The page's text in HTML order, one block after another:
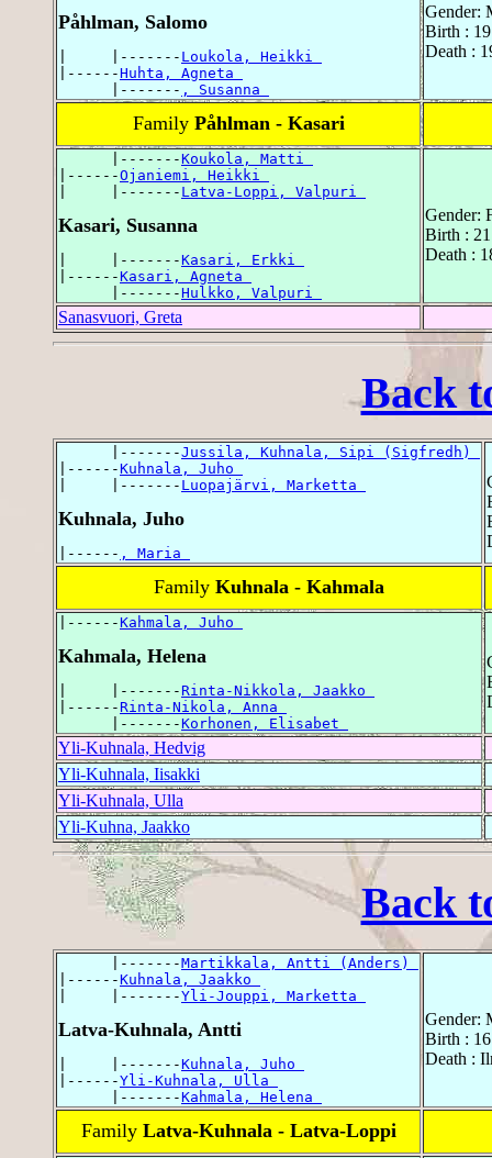
Påhlman, Salomo
|     |------- Loukola, Heikki
|------Huhta, Agneta
      |-------
, Susanna
Gender:
Birth : 19
Death :
Family Påhlman - Kasari
      |-------
Koukola, Matti
|------Ojaniemi, Heikki
|     |------- Latva-Loppi, Valpuri
Kasari, Susanna
|     |-------Kasari, Erkki
|------Kasari, Agneta
      |-------
Hulkko, Valpuri
Gender:
Birth :
Death :
Sanasvuori, Greta
Back
      |-------
Jussila, Kuhnala, Sipi (Sigfredh)
|------Kuhnala, Juho
|     |------- Luopajärvi, Marketta
Kuhnala, Juho
|------ , Maria
Family Kuhnala - Kahmala
|------Kahmala, Juho
Kahmala, Helena
|     |-------Rinta-Nikkola, Jaakko
|------Rinta-Nikola, Anna
      |-------
Korhonen, Elisabet
Yli-Kuhnala, Hedvig
Yli-Kuhnala, Iisakki
Yli-Kuhnala, Ulla
Yli-Kuhna, Jaakko
Back
      |-------
Martikkala, Antti (Anders)
|------Kuhnala, Jaakko
|     |-------Yli-Jouppi, Marketta
Latva-Kuhnala, Antti
|     |-------Kuhnala, Juho
|------Yli-Kuhnala, Ulla
      |-------
Kahmala, Helena
Gender:
Birth :
Death :
Family Latva-Kuhnala - Latva-Loppi